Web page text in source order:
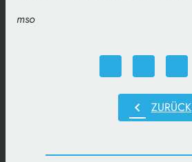
mso
chevron_left ZURÜCK